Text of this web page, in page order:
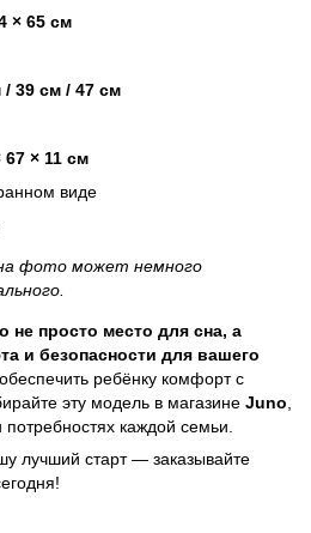
× 65 см
/ 39 см / 47 см
67 × 11 см
виде
фото может немного
не просто место для сна, а
и безопасности для вашего
ребёнку комфорт с
эту модель в магазине Juno,
потребностях каждой семьи.
лучший старт — заказывайте